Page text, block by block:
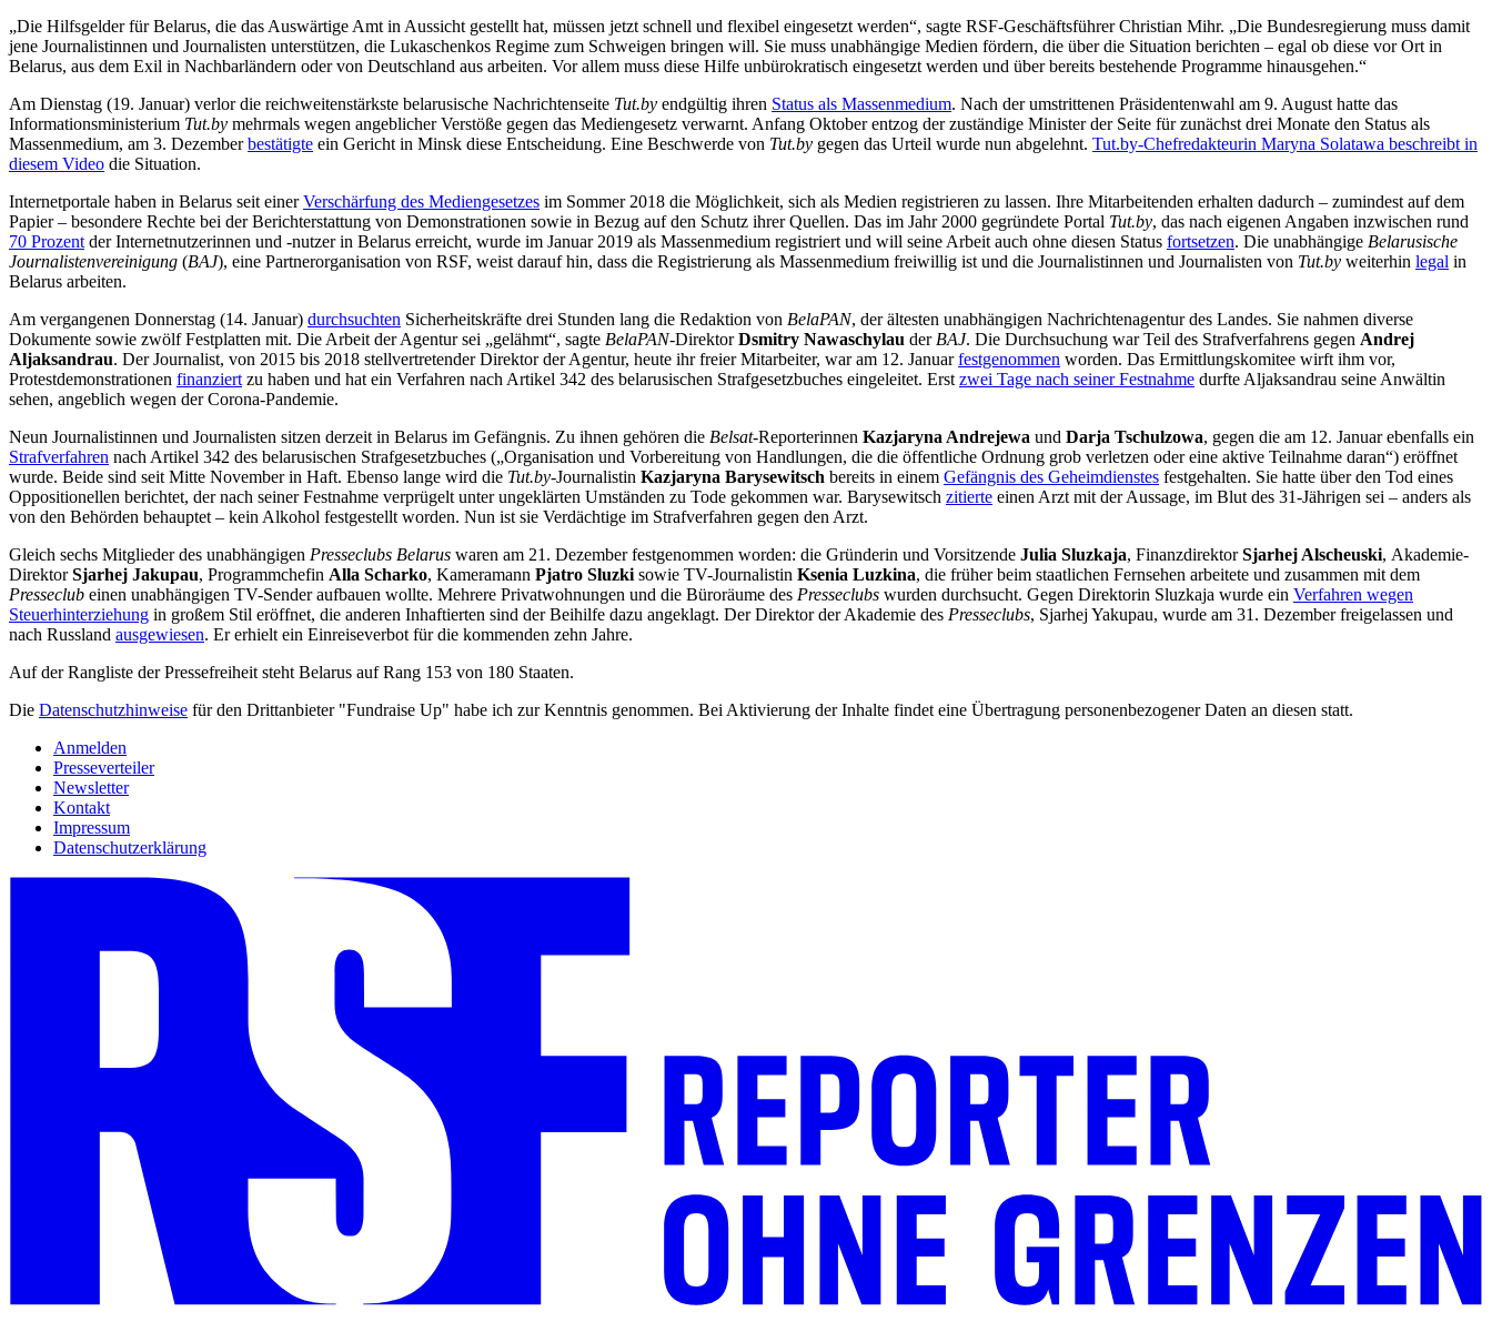
„Die Hilfsgelder für Belarus, die das Auswärtige Amt in Aussicht gestellt hat, müssen jetzt schnell und flexibel eingesetzt werden“, sagte RSF-Geschäftsführer Christian Mihr. „Die Bundesregierung muss damit
jene Journalistinnen und Journalisten unterstützen, die Lukaschenkos Regime zum Schweigen bringen will. Sie muss unabhängige Medien fördern, die über die Situation berichten – egal ob diese vor Ort in
Belarus, aus dem Exil in Nachbarländern oder von Deutschland aus arbeiten. Vor allem muss diese Hilfe unbürokratisch eingesetzt werden und über bereits bestehende Programme hinausgehen.“
Am Dienstag (19. Januar) verlor die reichweitenstärkste belarusische Nachrichtenseite Tut.by endgültig ihren Status als Massenmedium. Nach der umstrittenen Präsidentenwahl am 9. August hatte das
Informationsministerium Tut.by mehrmals wegen angeblicher Verstöße gegen das Mediengesetz verwarnt. Anfang Oktober entzog der zuständige Minister der Seite für zunächst drei Monate den Status als
Massenmedium, am 3. Dezemberbestätigte ein Gericht in Minsk diese Entscheidung. Eine Beschwerde von Tut.by gegen das Urteil wurde nun abgelehnt. Tut.by-Chefredakteurin Maryna Solatawa beschreibt in
diesem Video die Situation.
Internetportale haben in Belarus seit einerVerschärfung des Mediengesetzes im Sommer 2018 die Möglichkeit, sich als Medien registrieren zu lassen. Ihre Mitarbeitenden erhalten dadurch – zumindest auf dem
Papier – besondere Rechte bei der Berichterstattung von Demonstrationen sowie in Bezug auf den Schutz ihrer Quellen. Das im Jahr 2000 gegründete Portal Tut.by, das nach eigenen Angaben inzwischen rund
70 Prozent der Internetnutzerinnen und -nutzer in Belarus erreicht, wurde im Januar 2019 als Massenmedium registriert und will seine Arbeit auch ohne diesen Status fortsetzen. Die unabhängige Belarusische
Journalistenvereinigung (BAJ), eine Partnerorganisation von RSF, weist darauf hin, dass die Registrierung als Massenmedium freiwillig ist und die Journalistinnen und Journalisten von Tut.by weiterhin legal in
Belarus arbeiten.
Am vergangenen Donnerstag (14. Januar) durchsuchten Sicherheitskräfte drei Stunden lang die Redaktion von BelaPAN, der ältesten unabhängigen Nachrichtenagentur des Landes. Sie nahmen diverse
Dokumente sowie zwölf Festplatten mit. Die Arbeit der Agentur sei „gelähmt“, sagte BelaPAN-DirektorDsmitry Nawaschylau der BAJ. Die Durchsuchung war Teil des Strafverfahrens gegen Andrej
Aljaksandrau. Der Journalist, von 2015 bis 2018 stellvertretender Direktor der Agentur, heute ihr freier Mitarbeiter, war am 12. Januarfestgenommen worden. Das Ermittlungskomitee wirft ihm vor,
Protestdemonstrationen finanziert zu haben und hat ein Verfahren nach Artikel 342 des belarusischen Strafgesetzbuches eingeleitet. Erst zwei Tage nach seiner Festnahme durfte Aljaksandrau seine Anwältin
sehen, angeblich wegen der Corona-Pandemie.
Neun Journalistinnen und Journalisten sitzen derzeit in Belarus im Gefängnis. Zu ihnen gehören die Belsat-Reporterinnen Kazjaryna Andrejewa und Darja Tschulzowa, gegen die am 12. Januar ebenfalls ein
Strafverfahren nach Artikel 342 des belarusischen Strafgesetzbuches („Organisation und Vorbereitung von Handlungen, die die öffentliche Ordnung grob verletzen oder eine aktive Teilnahme daran“) eröffnet
wurde. Beide sind seit Mitte November in Haft. Ebenso lange wird die Tut.by-Journalistin Kazjaryna Barysewitsch bereits in einem Gefängnis des Geheimdienstes festgehalten. Sie hatte über den Tod eines
Oppositionellen berichtet, der nach seiner Festnahme verprügelt unter ungeklärten Umständen zu Tode gekommen war. Barysewitsch zitierte einen Arzt mit der Aussage, im Blut des 31-Jährigen sei – anders als
von den Behörden behauptet – kein Alkohol festgestellt worden. Nun ist sie Verdächtige im Strafverfahren gegen den Arzt.
Gleich sechs Mitglieder des unabhängigen Presseclubs Belarus waren am 21. Dezember festgenommen worden: die Gründerin und Vorsitzende Julia Sluzkaja, FinanzdirektorSjarhej Alscheuski, Akademie-
DirektorSjarhej Jakupau, Programmchefin Alla Scharko, Kameramann Pjatro Sluzki sowie TV-Journalistin Ksenia Luzkina, die früher beim staatlichen Fernsehen arbeitete und zusammen mit dem
Presseclub einen unabhängigen TV-Sender aufbauen wollte. Mehrere Privatwohnungen und die Büroräume des Presseclubs wurden durchsucht. Gegen Direktorin Sluzkaja wurde ein Verfahren wegen
Steuerhinterziehung in großem Stil eröffnet, die anderen Inhaftierten sind der Beihilfe dazu angeklagt. Der Direktor der Akademie des Presseclubs, Sjarhej Yakupau, wurde am 31. Dezember freigelassen und
nach Russland ausgewiesen. Er erhielt ein Einreiseverbot für die kommenden zehn Jahre.
Auf der Rangliste der Pressefreiheit steht Belarus auf Rang 153 von 180 Staaten.
Die Datenschutzhinweise für den Drittanbieter "Fundraise Up" habe ich zur Kenntnis genommen. Bei Aktivierung der Inhalte findet eine Übertragung personenbezogener Daten an diesen statt.
Anmelden
Presseverteiler
Newsletter
Kontakt
Impressum
Datenschutzerklärung